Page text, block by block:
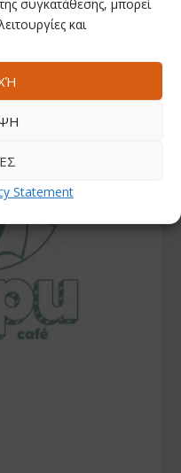
συγκατάθεσης, μπορεί
και
Statement